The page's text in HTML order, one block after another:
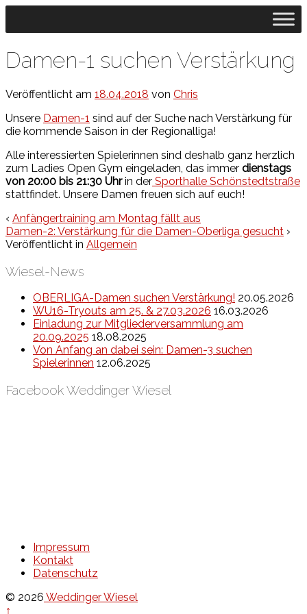
↓
zentralen
Inhalt
Damen-1 suchen Verstärkung
Veröffentlicht am 18.04.2018 von Chris
Unsere Damen-1 sind auf der Suche nach Verstärkung für
die kommende Saison in der Regionalliga!
Alle interessierten Spielerinnen sind deshalb ganz herzlich
zum Ladies Open Gym eingeladen, das immer dienstags
von 20:00 bis 21:30 Uhrin der Sporthalle Schönstedtstraße
stattfindet. Unsere Damen freuen sich auf euch!
‹ Anfängertraining am Montag fällt aus
Damen-2: Verstärkung für die Damen-Oberliga gesucht ›
Veröffentlicht in Allgemein
Wiesel-News
OBERLIGA-Damen suchen Verstärkung! 20.05.2026
WU16-Tryouts am 25. & 27.03.2026 16.03.2026
Einladung zur Mitgliederversammlung am
20.09.2025 18.08.2025
Von Anfang an dabei sein: Damen-3 suchen
Spielerinnen 12.06.2025
Facebook Weddinger Wiesel
Impressum
Kontakt
Datenschutz
© 2026 Weddinger Wiesel
↑